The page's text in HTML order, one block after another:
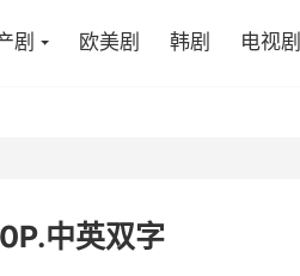
剧 欧美剧 韩剧 电视剧
中英双字